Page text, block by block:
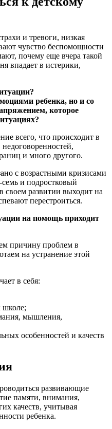
и тревоги, низкая
чувство беспомощности
почему еще вчера такой
впадает в истерики,
ребенка, но и со
которое
всего, что происходит в
и много другого.
с возрастными кризисами
и подростковый
своем развитии выходит на
перестроиться.
на помощь приходит
причину проблем в
на устранение этой
в себя:
школе;
мышления,
особенностей и качеств
развивающие
памяти, внимания,
качеств, учитывая
ребенка.